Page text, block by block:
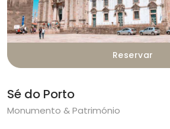
Reservar
Sé do Porto
Monumento & Património